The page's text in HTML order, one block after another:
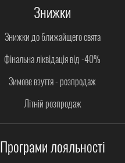
Знижки
Знижки до ближайщего свята
Фінальна ліквідація від -40%
Зимове взуття - розпродаж
Літній розпродаж
Програми лояльності